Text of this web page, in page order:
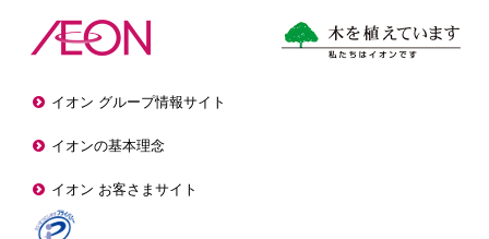
イオン グループ情報サイト
イオンの基本理念
イオン お客さまサイト